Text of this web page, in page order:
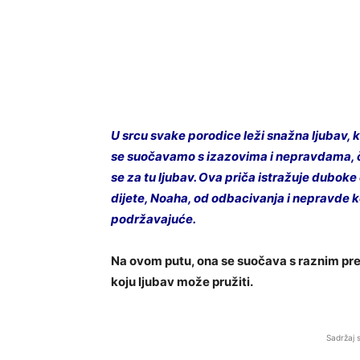
U srcu svake porodice leži snažna
se suočavamo s izazovima i
se za tu ljubav. Ova priča istražuje
dijete, Noaha, od odbacivanja i nepravde
podržavajuće.
Na ovom putu, ona se suočava s raznim
koju ljubav može pružiti.
Sadržaj